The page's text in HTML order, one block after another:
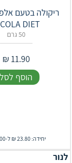
ריקולה בטעם
DIET
50 גרם
11.90
₪
הוסף לסל
יחידה: 23.80 ₪ ל-100 גרם
לנור